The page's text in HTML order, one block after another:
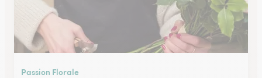
Passion Florale